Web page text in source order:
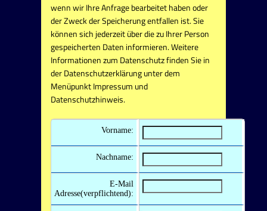
wenn wir Ihre Anfrage bearbeitet haben oder
der Zweck der Speicherung entfallen ist. Sie
können sich jederzeit über die zu Ihrer Person
gespeicherten Daten informieren. Weitere
Informationen zum Datenschutz finden Sie in
der Datenschutzerklärung unter dem
Menüpunkt Impressum und
Datenschutzhinweis.
Vorname:
Nachname:
E-Mail
Adresse(verpflichtend):